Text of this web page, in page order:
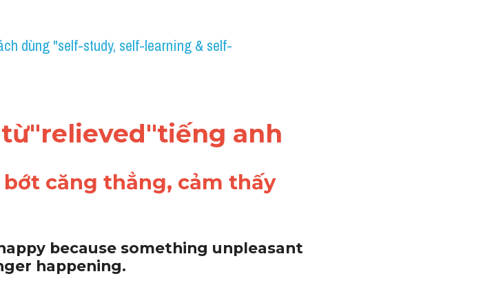
dùng "self-study, self-learning & self-
anh
căng thẳng, cảm thấy
because something unpleasant
happening.